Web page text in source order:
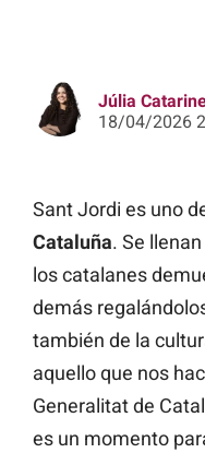
Júlia
18/04/2026
Sant Jordi es uno
Cataluña. Se
los catalanes
demás
también de la
aquello que nos
Generalitat de
es un momento